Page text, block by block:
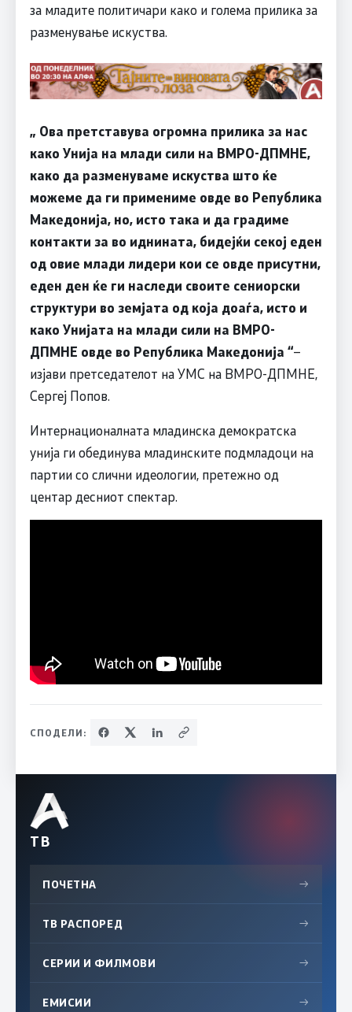
за младите политичари како и голема прилика за
разменување искуства.
„ Ова претставува огромна прилика за нас
како Унија на млади сили на ВМРО-ДПМНЕ,
како да разменуваме искуства што ќе
можеме да ги примениме овде во Република
Македонија, но, исто така и да градиме
контакти за во иднината, бидејќи секој еден
од овие млади лидери кои се овде присутни,
еден ден ќе ги наследи своите сениорски
структури во земјата од која доаѓа, исто и
како Унијата на млади сили на ВМРО-
ДПМНЕ овде во Република Македонија “–
изјави претседателот на УМС на ВМРО-ДПМНЕ,
Сергеј Попов.
Интернационалната младинска демократска
унија ги обединува младинските подмладоци на
партии со слични идеологии, претежно од
центар десниот спектар.
СПОДЕЛИ:
ТВ
ПОЧЕТНА →
ТВ РАСПОРЕД →
СЕРИИ И ФИЛМОВИ →
ЕМИСИИ →